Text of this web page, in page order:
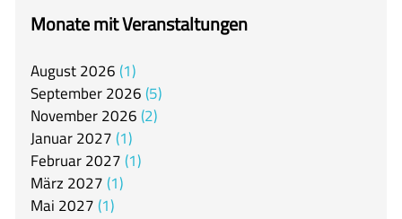
Offener Ganztag
Mensa
Unsere Schulgemeinschaft
Kontakt
🇬🇧
Monate mit Veranstaltungen
August2026 1
September2026 5
November2026 2
Januar2027 1
Februar2027 1
März 2027 1
Mai 2027 1